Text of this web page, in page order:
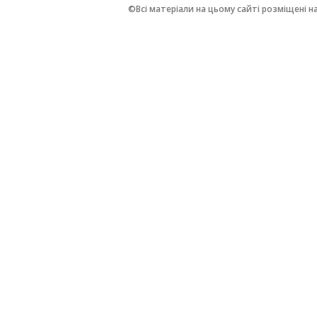
©Всі матеріали на цьому сайті розміщені